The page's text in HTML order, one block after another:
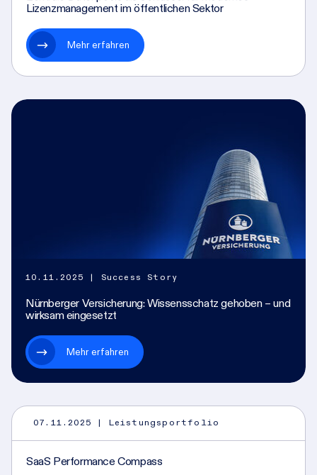
Lizenzmanagement im öffentlichen Sektor
Mehr erfahren
10.11.2025 | Success Story
Nürnberger Versicherung: Wissensschatz gehoben – und
wirksam eingesetzt
Mehr erfahren
07.11.2025 | Leistungsportfolio
SaaS Performance Compass